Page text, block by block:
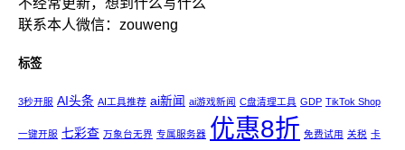
不经常更新，想到什么写什么
联系本人微信：zouweng
标签
3秒开服 AI头条 AI工具推荐 ai新闻 ai游戏新闻 C盘清理工具 GDP TikTok Shop
一键开服 七彩查 万象台无界 专属服务器 优惠8折 免费试用 关税 卡